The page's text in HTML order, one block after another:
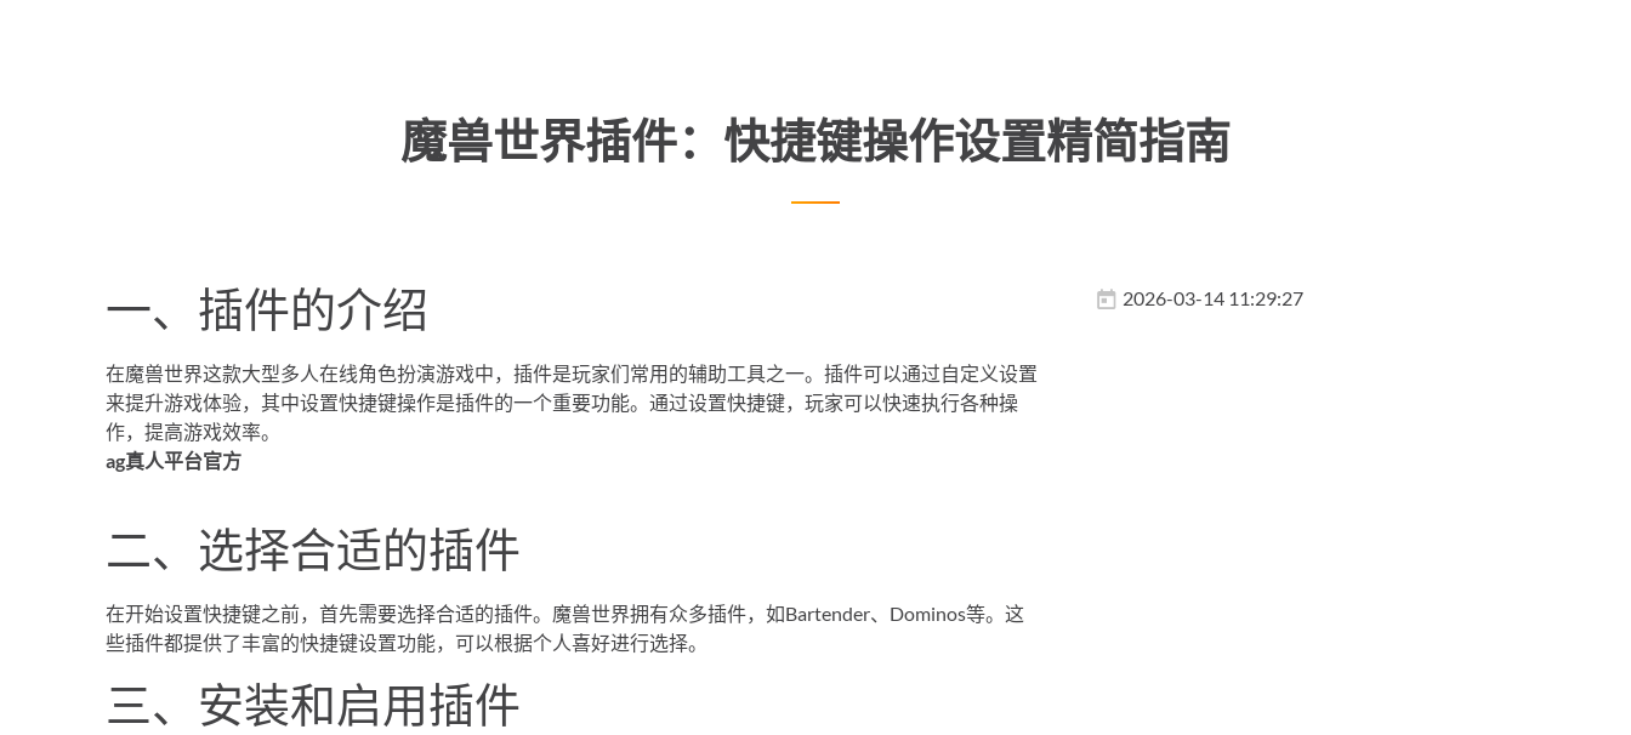
魔兽世界插件：快捷键操作设置精简指南
一、插件的介绍
在魔兽世界这款大型多人在线角色扮演游戏中，插件是玩家们常用的辅助工具之一。插件可以通过自定义设置
来提升游戏体验，其中设置快捷键操作是插件的一个重要功能。通过设置快捷键，玩家可以快速执行各种操
作，提高游戏效率。
ag真人平台官方
二、选择合适的插件
在开始设置快捷键之前，首先需要选择合适的插件。魔兽世界拥有众多插件，如Bartender、Dominos等。这
些插件都提供了丰富的快捷键设置功能，可以根据个人喜好进行选择。
三、安装和启用插件
2026-03-14 11:29:27